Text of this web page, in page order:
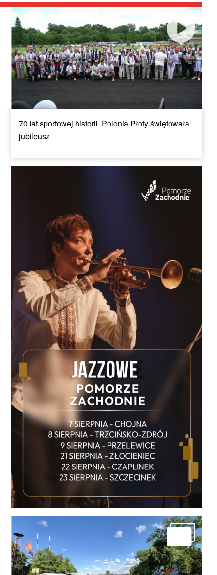
70 lat sportowej historii. Polonia Płoty świętowała
jubileusz